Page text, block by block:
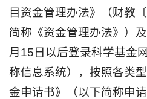
目资金管理办法》（财教
简称《资金管理办法》）
月15日以后登录科学基金
称信息系统），按照各类
金申请书》（以下简称申